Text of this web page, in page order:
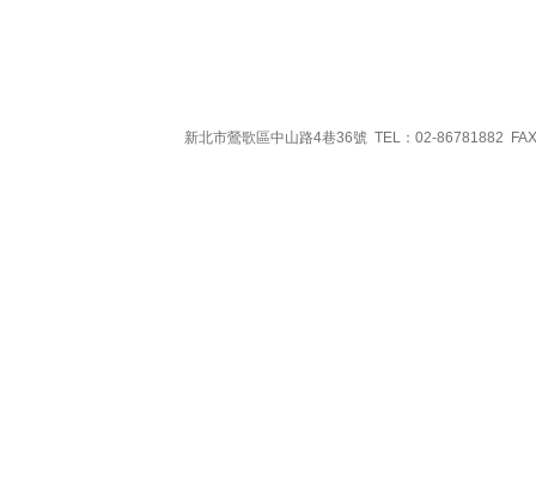
新北市鶯歌區中山路4巷36號 TEL：02-86781882